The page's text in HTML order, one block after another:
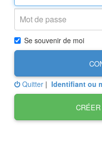
Se souvenir de moi
Quitter | Identifiant ou